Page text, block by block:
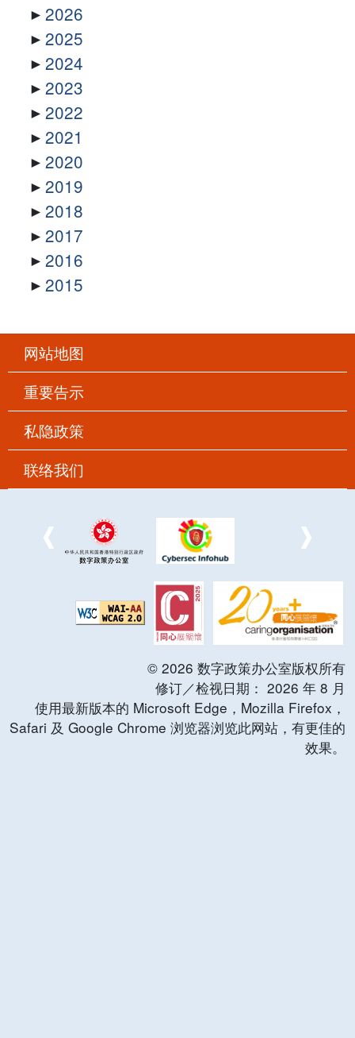
2026
2025
2024
2023
2022
2021
2020
2019
2018
2017
2016
2015
网站地图
重要告示
私隐政策
联络我们
© 2026 数字政策办公室版权所有
修订／检视日期： 2026 年 8 月
使用最新版本的 Microsoft Edge，Mozilla Firefox，
Safari 及 Google Chrome 浏览器浏览此网站，有更佳的
效果。